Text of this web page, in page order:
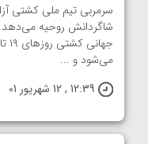
سرمربی تیم ملی کشتی
شاگردانش روحیه
می‌شود و ...
12:39 , 12 شهریور 01